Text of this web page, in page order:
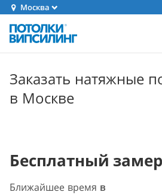
Москва
Заказать натяжные
в Москве
Бесплатный замер
Ближайшее время в